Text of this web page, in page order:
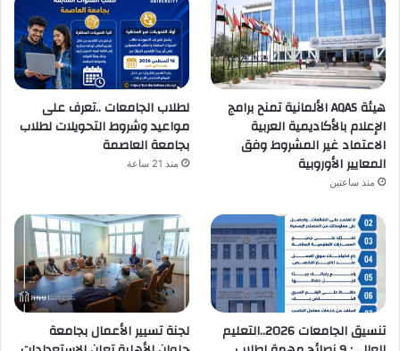
هيئة AQAS الألمانية تمنح برامج
الإعلام بالأكاديمية العربية
الاعتماد غير المشروط وفق
المعايير الأوروبية
منذ ساعتين
لطلاب الجامعات ..تعرف على
مواعيد وشروط التحويلات لطلاب
بجامعة العاصمة
منذ 21 ساعة
تنسيق الجامعات 2026..التعليم
لجنة تسيير الأعمال بجامعة